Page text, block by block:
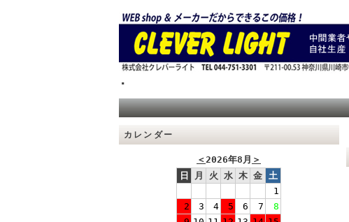
.
カレンダー
＜2026年8月 ＞
日
月 火 水 木 金 土
1
2
3 4 5 6 7
8